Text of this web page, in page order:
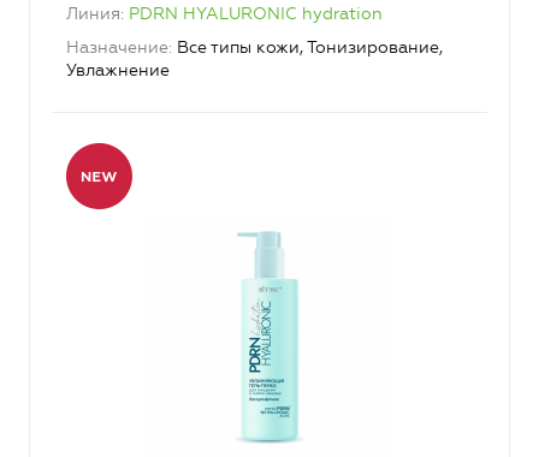
Линия PDRN HYALURONIC hydration
Назначение Все типы кожи, Тонизирование,
Увлажнение